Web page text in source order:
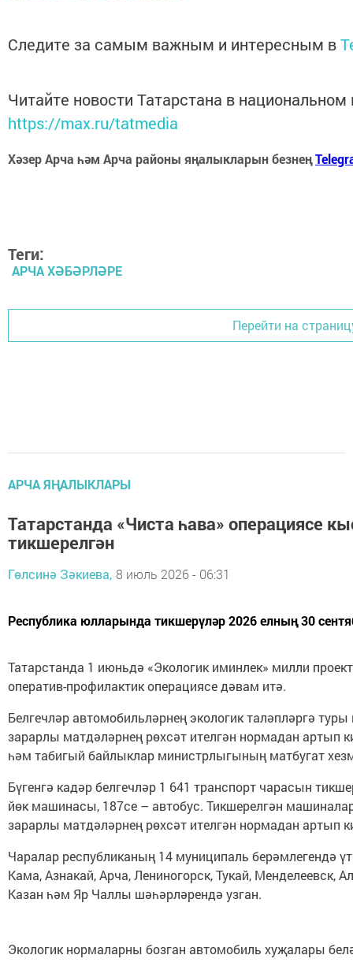
Следите за самым важным и интересным в
Читайте новости Татарстана в
https://max.ru/tatmedia
Хәзер Арча һәм Арча районы яңалыкларын безнең
Теги:
АРЧА ХӘБӘРЛӘРЕ
Перейти на
АРЧА ЯҢАЛЫКЛАРЫ
Татарстанда «Чиста һава» операциясе
тикшерелгән
Гөлсинә Зәкиева, 8 июль 2026 - 06:31
Республика юлларында тикшерүләр 2026 елның 30
Татарстанда 1 июньдә «Экологик иминлек» милли
оператив-профилактик операциясе дәвам итә.
Белгечләр автомобильләрнең экологик таләпләргә
зарарлы матдәләрнең рөхсәт ителгән нормадан артып
һәм табигый байлыклар министрлыгының матбугат
Бүгенгә кадәр белгечләр 1 641 транспорт чарасын
йөк машинасы, 187се – автобус. Тикшерелгән
зарарлы матдәләрнең рөхсәт ителгән нормадан артып
Чаралар республиканың 14 муниципаль берәмлегендә
Кама, Азнакай, Арча, Лениногорск, Тукай, Менделеевск,
Казан һәм Яр Чаллы шәһәрләрендә узган.
Экологик нормаларны бозган автомобиль хуҗалары